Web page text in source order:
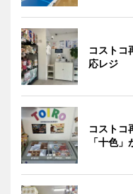
コストコ
応レジ
コストコ
「十色